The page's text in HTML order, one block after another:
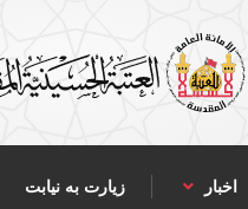
اخبار زیارت به نیابت